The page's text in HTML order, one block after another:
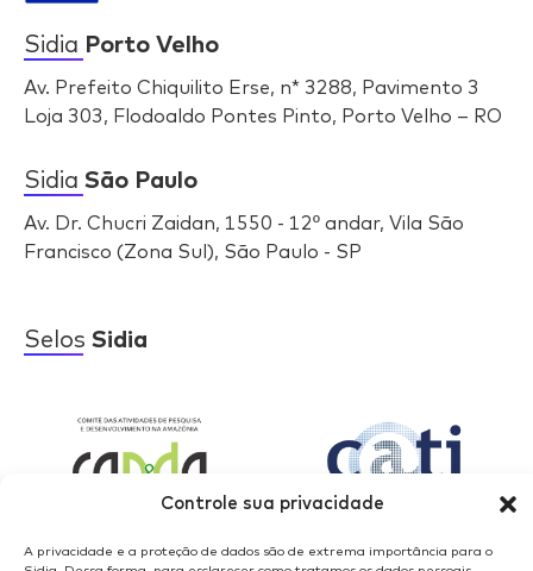
Controle sua privacidade
A privacidade e a proteção de dados são de extrema importância para o
Sidia Porto Velho
Av. Prefeito Chiquilito Erse, n* 3288, Pavimento 3
Loja 303, Flodoaldo Pontes Pinto, Porto Velho – RO
Sidia São Paulo
Av. Dr. Chucri Zaidan, 1550 - 12º andar, Vila São
Francisco (Zona Sul), São Paulo - SP
Selos Sidia